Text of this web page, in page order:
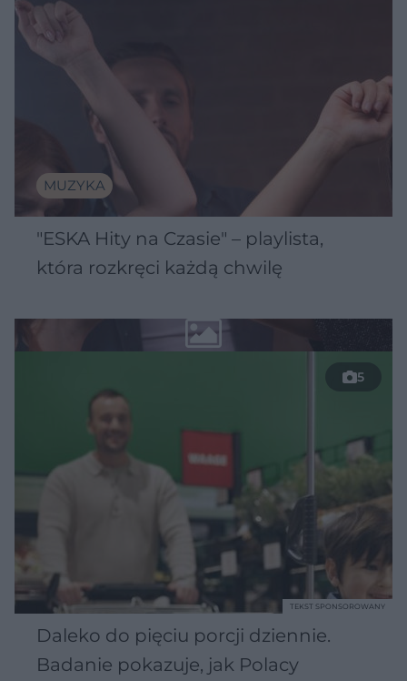
MUZYKA
"ESKA Hity na Czasie" – playlista,
która rozkręci każdą chwilę
5
Daleko do pięciu porcji dziennie.
Badanie pokazuje, jak Polacy
TEKST SPONSOROWANY